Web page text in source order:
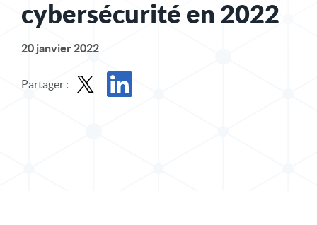
cybersécurité en 2022
20 janvier 2022
Partager :